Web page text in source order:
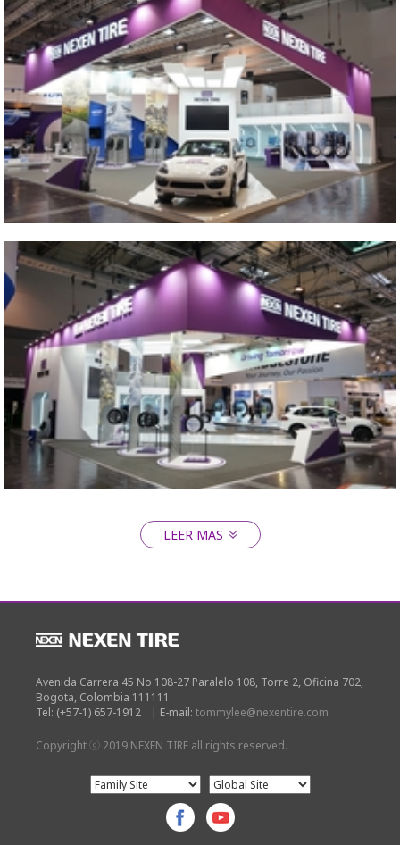
2016 GERMANY ESSEN
Close
2016 GERMANY ESSEN
Close
2016 GERMANY ESSEN
LEER MAS
Avenida Carrera 45 No 108-27 Paralelo 108, Torre 2, Oficina 702,
Bogota, Colombia 111111
Tel: (+57-1) 657-1912
| E-mail: tommylee@nexentire.com
Copyright ⓒ 2019 NEXEN TIRE all rights reserved.